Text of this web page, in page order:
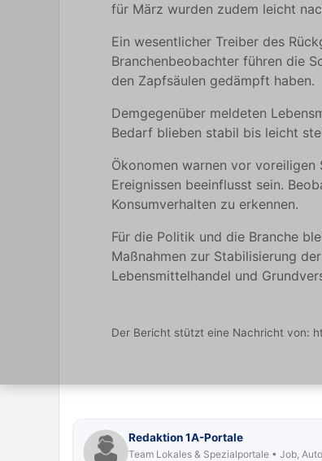
für März wurden zudem leicht
Ein wesentlicher Treiber des
Branchenbeobachter führen die
den Zapfsäulen gedämpft haben.
Demgegenüber meldeten
Bedarf blieben stabil bis leicht
Ökonomen warnen vor voreiligen
Ereignissen beeinflusst sein.
Konsumverhalten zu erkennen.
Für die Politik und die Branche
Maßnahmen zur Stabilisierung
Lebensmittelhandel und
Der Bericht stützt eine Nachricht von:
Redaktion 1A-Portale
Team Lokales & Spezialportale • Job,